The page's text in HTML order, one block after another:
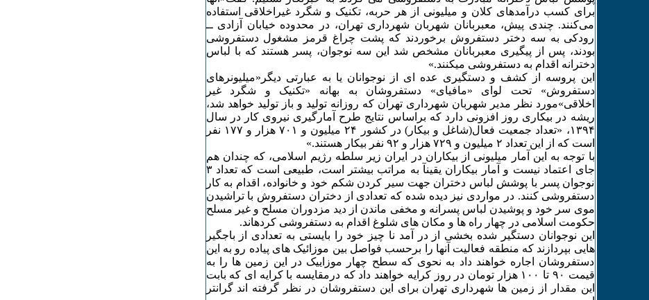
برای کسب درآمدهای کلان و میلیونی از هر حربه، تکنیک و شگرد غیراخلاقی استفاده
می‌کنند. چندی پیش، معبربانان شهربان شهرداری تهران، در محدوده خیابان آزادی ــ
رودکی به سه دختر دستفروش برخوردند که پشت چراغ قرمز مشغول دستفروشی
بودند، پس از پیگیری معبربانان مشخص شد این سه نوجوان، پسر هستند که با لباس
دخترانه اقدام به دستفروشی میکنند.»
این پروسه از کشف و دستگیری عده ای از نوجوانان یا به عبارتی دیگر«میلیونرهای
دستفروش» تحت لوای «مافیای» دستفروشان به بهانه «تکنیک و شگرد غیر
اخلاقی»مورد نظر مدیر شهربان شهرداری تهران که روزانه تولید و باز تولید خواهد شد،
ریشه در بیکاری روز افزونی دارد که براساس نتایج طرح آمارگیری نیروی کار در سال
۱۳۹۴، «تعداد جمعیت فعال(شاغل و بیکار) در کشور ۲۴ میلیون و ۷۰۱ هزار و ۱۷۷ نفر
است که از این تعداد ۲ میلیون و ۷۲۹ هزار و ۹۲ نفر بیکار هستند.»
با توجه به این آمار میلیونی از بیکاران در ایران زیر سلطه رژیم اسلامی، که چندان هم
جای اعتماد نیست و آمار بیکاران یقینآ به مراتب بیشتر است، طبیعی است که تعداد ۳
نوجوان پسر با پوشش لباس دختران جهت سیر کردن شکم خود و خانواده، اقدام به کار
دستفروشی کنند. در مواردی نیز دیده شده که تعدادی از دختران دستفروش با تراشیدن
موی سر خود و پوشیدن لباس پسرانه و مخفی ماندن از دید مزدوران مسلح و غیر مسلح
حکومت اسلامی در چهار راه ها و مکان های شلوغ اقدام به دستفروشی کردهاند.
این نوجوانان دستگیر شده بخشی از در آمد نا چیز خود را بایستی به تعدادی از باجگیر
هایی بپردازند که منطقه فعالیت آنها را برحسب فواصل بین موزائیک های پیاده رو به این
دستفروشان اجاره خواهند داد به نحوی که سطح چهار موزاییک در این زمین ها را به
قیمت ۹۰ تا ۱۰۰ هزار تومان در روز کرایه خواهند داد که درمقایسه با کرایه ای که بابت
این مقدار از زمین ها شهرداری تهران برای این دستفروشان در نظر گرفته اند گرانتر